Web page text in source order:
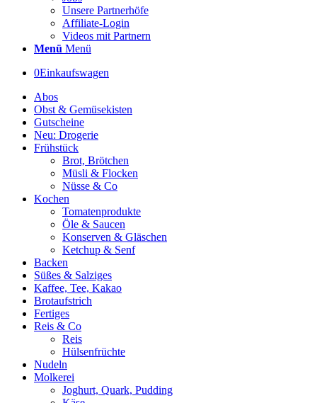
Unsere Partnerhöfe
Affiliate-Login
Videos mit Partnern
Menü Menü
0Einkaufswagen
Abos
Obst & Gemüsekisten
Gutscheine
Neu: Drogerie
Frühstück
Brot, Brötchen
Müsli & Flocken
Nüsse & Co
Kochen
Tomatenprodukte
Öle & Saucen
Konserven & Gläschen
Ketchup & Senf
Backen
Süßes & Salziges
Kaffee, Tee, Kakao
Brotaufstrich
Fertiges
Reis & Co
Reis
Hülsenfrüchte
Nudeln
Molkerei
Joghurt, Quark, Pudding